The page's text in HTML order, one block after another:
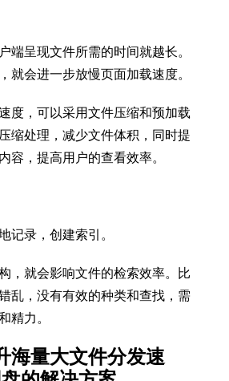
端呈现文件所需的时间就越长。
就会进一步放慢页面加载速度。
度，可以采用文件压缩和预加载
缩处理，减少文件体积，同时提
容，提高用户的查看效率。
记录，创建索引。
，就会影响文件的检索效率。比
乱，没有有效的种类和查找，需
精力。
海量大文件分发速